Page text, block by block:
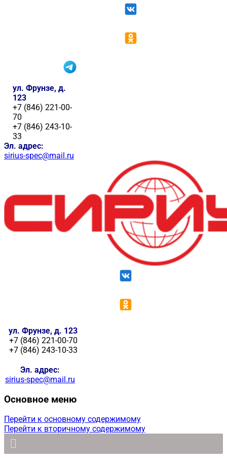
ул. Фрунзе, д.
123
+7 (846) 221-00-
70
+7 (846) 243-10-
33
Эл. адрес:
sirius-spec@mail.ru
ул. Фрунзе, д. 123
+7 (846) 221-00-70
+7 (846) 243-10-33
Эл. адрес:
sirius-spec@mail.ru
Основное меню
Перейти к основному содержимому
Перейти к вторичному содержимому